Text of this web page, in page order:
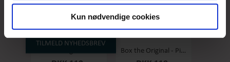
Kun nødvendige cookies
Box the Original - Pineapple/coconut - Stor
TILMELD NYHEDSBREV